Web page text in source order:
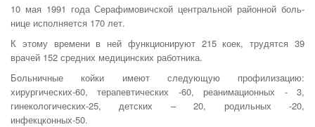
10 мая 1991 года Серафимовичской центральной районной боль­
нице исполняется 170 лет.
К этому времени в ней функционируют 215 коек, трудятся 39
врачей 152 средних медицинских работника.
Больничные койки имеют следующую профилизацию:
хирургических-60, терапевтических -60, реанимационных - 3,
гинекологических-25, детских – 20, родильных -20,
инфекцконных-50.